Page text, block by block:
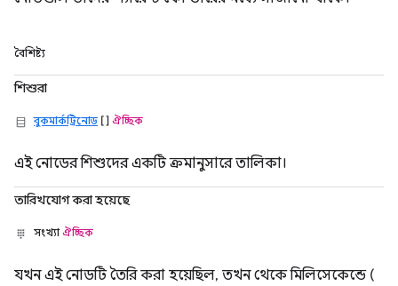
বৈশিষ্ট্য
শিশুরা
বুকমার্কট্রিনোড [] ঐচ্ছিক
এই নোডের শিশুদের একটি ক্রমানুসারে তালিকা।
তারিখযোগ করা হয়েছে
সংখ্যাঐচ্ছিক
যখন এই নোডটি তৈরি করা হয়েছিল, তখন থেকে মিলিসেকেন্ডে (